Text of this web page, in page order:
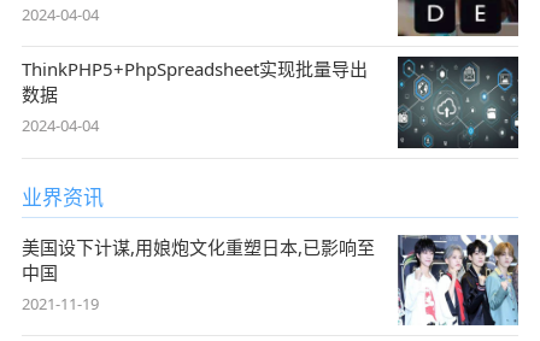
2024-04-04
ThinkPHP5+PhpSpreadsheet实现批量导出
数据
2024-04-04
业界资讯
美国设下计谋,用娘炮文化重塑日本,已影响至
中国
2021-11-19